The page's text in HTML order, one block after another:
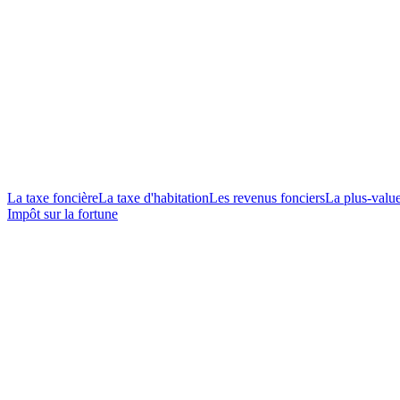
La taxe foncièreLa taxe d'habitationLes revenus fonciersLa plus-
Impôt sur la fortune